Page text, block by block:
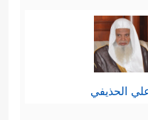
الحذيفي